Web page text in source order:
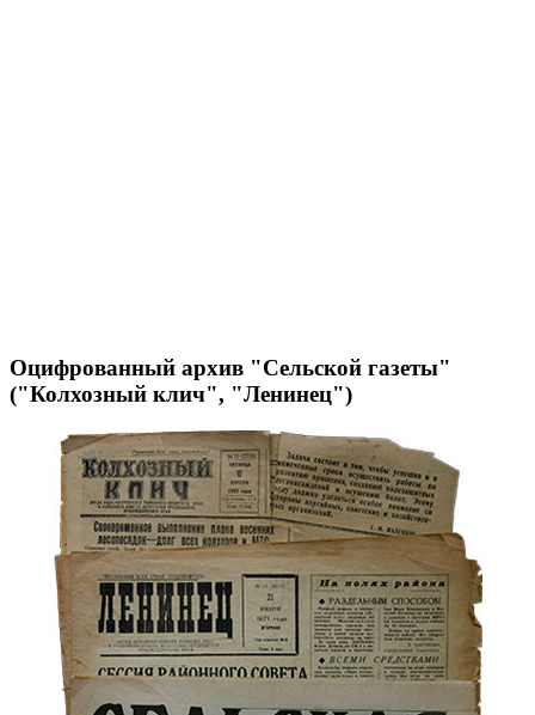
Оцифрованный архив "Сельской газеты"
("Колхозный клич", "Ленинец")